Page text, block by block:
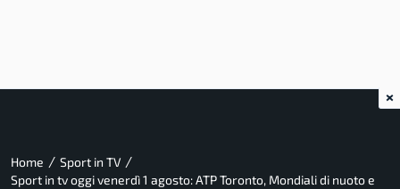
Home / Sport in TV /
Sport in tv oggi venerdì 1 agosto: ATP Toronto, Mondiali di nuoto e
×